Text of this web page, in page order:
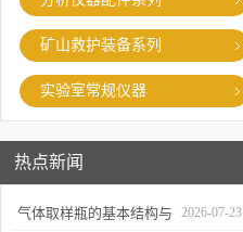
矿山救护装备系列
实验室常规仪器
热点新闻
气体取样瓶的基本结构与 2026-07-23